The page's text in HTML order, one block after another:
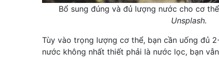
Bổ sung đúng và đủ lượng nước cho cơ
Unsplash.
Tùy vào trọng lượng cơ thể, bạn cần uống đủ
nước không nhất thiết phải là nước lọc, bạn